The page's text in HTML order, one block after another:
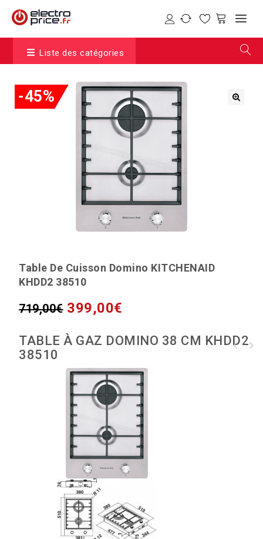
Liste des catégories
-45%
Table De Cuisson Domino KITCHENAID
KHDD2 38510
719,00€ 399,00€
TABLE À GAZ DOMINO 38 CM KHDD2
38510